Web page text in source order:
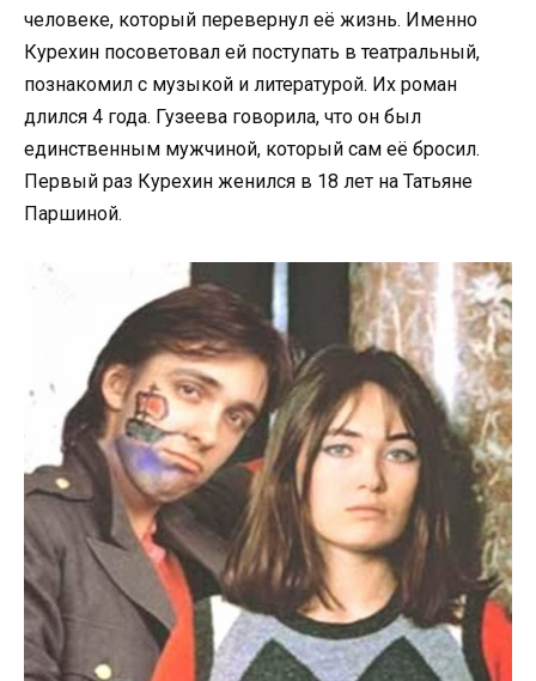
человеке, который перевернул её жизнь. Именно
Курехин посоветовал ей поступать в театральный,
познакомил с музыкой и литературой. Их роман
длился 4 года. Гузеева говорила, что он был
единственным мужчиной, который сам её бросил.
Первый раз Курехин женился в 18 лет на Татьяне
Паршиной.